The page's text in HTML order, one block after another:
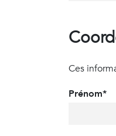
Ces
Prénom*